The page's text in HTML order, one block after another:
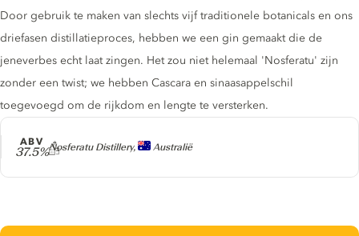
Producer
Nosferatu Distillery, Australië
ABV
37.5%
Door gebruik te maken van slechts vijf traditionele botanicals en ons
driefasen distillatieproces, hebben we een gin gemaakt die de
jeneverbes echt laat zingen. Het zou niet helemaal 'Nosferatu' zijn
zonder een twist; we hebben Cascara en sinaasappelschil
toegevoegd om de rijkdom en lengte te versterken.